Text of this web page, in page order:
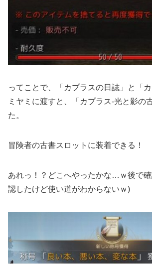
ってことで、「カプラスの日誌」と「
ミヤミに渡すと、「カプラス-光と影の
た。
冒険者の古書スロットに装着できる！
あれっ！？どこへやったかな…ｗ後で
認したけど使い道がわからないｗ)